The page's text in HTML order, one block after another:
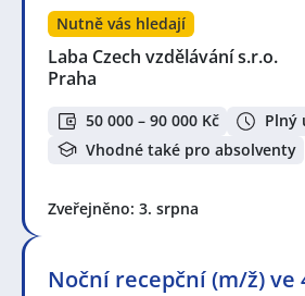
Nutně vás hledají
Laba Czech vzdělávání s.r.o.
Praha
50 000 – 90 000 Kč
Plný
Vhodné také pro absolventy
Zveřejněno: 3. srpna
Noční recepční (m/ž) ve